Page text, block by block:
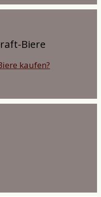
Biere
kaufen?